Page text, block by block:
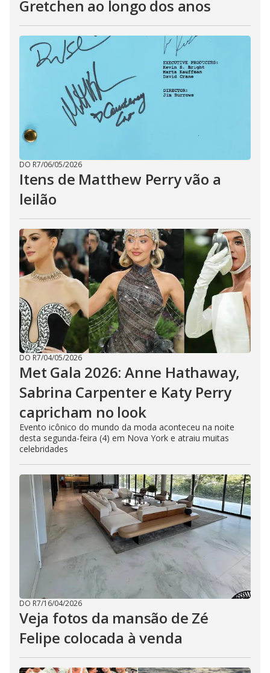
Gretchen ao longo dos anos
DO R7/06/05/2026
Itens de Matthew Perry vão a
leilão
DO R7/04/05/2026
Met Gala 2026: Anne Hathaway,
Sabrina Carpenter e Katy Perry
capricham no look
Evento icônico do mundo da moda aconteceu na noite
desta segunda-feira (4) em Nova York e atraiu muitas
celebridades
DO R7/16/04/2026
Veja fotos da mansão de Zé
Felipe colocada à venda